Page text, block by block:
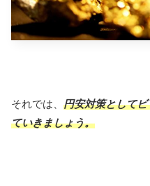
それでは、 円安対策として
ていきましょう。